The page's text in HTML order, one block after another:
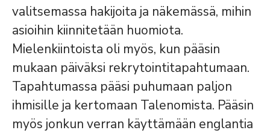
valitsemassa hakijoita ja näkemässä, mihin
asioihin kiinnitetään huomiota.
Mielenkiintoista oli myös, kun pääsin
mukaan päiväksi rekrytointitapahtumaan.
Tapahtumassa pääsi puhumaan paljon
ihmisille ja kertomaan Talenomista. Pääsin
myös jonkun verran käyttämään englantia